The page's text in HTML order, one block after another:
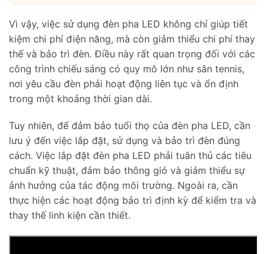
Vì vậy, việc sử dụng đèn pha LED không chỉ giúp tiết
kiệm chi phí điện năng, mà còn giảm thiểu chi phí thay
thế và bảo trì đèn. Điều này rất quan trọng đối với các
công trình chiếu sáng có quy mô lớn như sân tennis,
nơi yêu cầu đèn phải hoạt động liên tục và ổn định
trong một khoảng thời gian dài.
Tuy nhiên, để đảm bảo tuổi thọ của đèn pha LED, cần
lưu ý đến việc lắp đặt, sử dụng và bảo trì đèn đúng
cách. Việc lắp đặt đèn pha LED phải tuân thủ các tiêu
chuẩn kỹ thuật, đảm bảo thông gió và giảm thiểu sự
ảnh hưởng của tác động môi trường. Ngoài ra, cần
thực hiện các hoạt động bảo trì định kỳ để kiểm tra và
thay thế linh kiện cần thiết.